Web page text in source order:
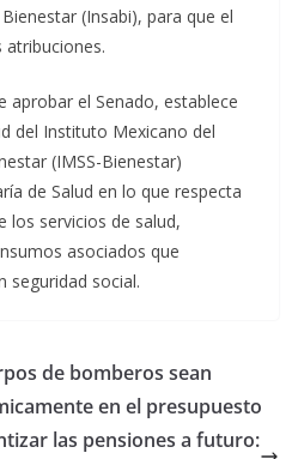
(Insabi), para que el
atribuciones.
aprobar el Senado, establece
del Instituto Mexicano del
(IMSS-Bienestar)
de Salud en lo que respecta
los servicios de salud,
asociados que
seguridad social.
de bomberos sean
en el presupuesto
las pensiones a futuro: